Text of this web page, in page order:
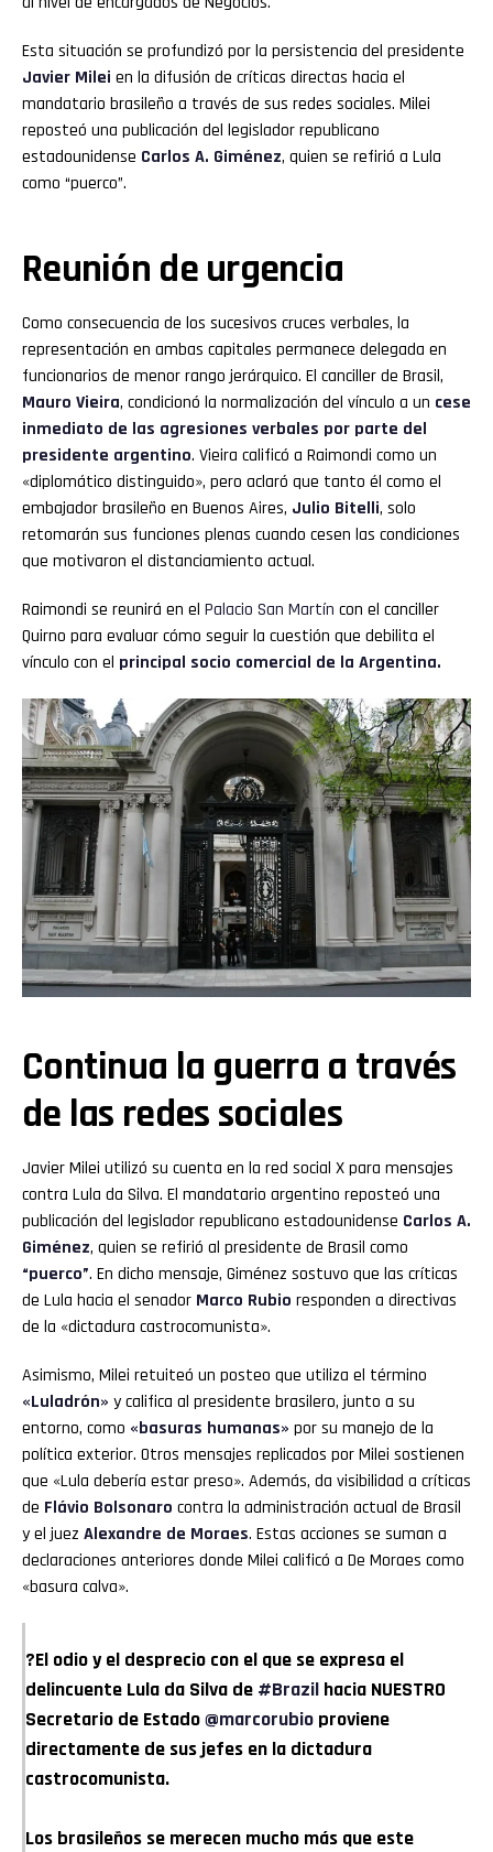
Esta situación se profundizó por la persistencia del presidente
Javier Milei en la difusión de críticas directas hacia el
mandatario brasileño a través de sus redes sociales. Milei
reposteó una publicación del legislador republicano
estadounidense Carlos A. Giménez, quien se refirió a Lula
como “puerco”.
Reunión de urgencia
Como consecuencia de los sucesivos cruces verbales, la
representación en ambas capitales permanece delegada en
funcionarios de menor rango jerárquico. El canciller de Brasil,
Mauro Vieira, condicionó la normalización del vínculo a un cese
inmediato de las agresiones verbales por parte del
presidente argentino. Vieira calificó a Raimondi como un
«diplomático distinguido», pero aclaró que tanto él como el
embajador brasileño en Buenos Aires, Julio Bitelli, solo
retomarán sus funciones plenas cuando cesen las condiciones
que motivaron el distanciamiento actual.
Raimondi se reunirá en el Palacio San Martín con el canciller
Quirno para evaluar cómo seguir la cuestión que debilita el
vínculo con el principal socio comercial de la Argentina.
Continua la guerra a través
de las redes sociales
Javier Milei utilizó su cuenta en la red social X para mensajes
contra Lula da Silva. El mandatario argentino reposteó una
publicación del legislador republicano estadounidense Carlos A.
Giménez, quien se refirió al presidente de Brasil como
“puerco”. En dicho mensaje, Giménez sostuvo que las críticas
de Lula hacia el senador Marco Rubio responden a directivas
de la «dictadura castrocomunista».
Asimismo, Milei retuiteó un posteo que utiliza el término
«Luladrón» y califica al presidente brasilero, junto a su
entorno, como «basuras humanas» por su manejo de la
política exterior. Otros mensajes replicados por Milei sostienen
que «Lula debería estar preso». Además, da visibilidad a críticas
de Flávio Bolsonaro contra la administración actual de Brasil
y el juez Alexandre de Moraes. Estas acciones se suman a
declaraciones anteriores donde Milei calificó a De Moraes como
«basura calva».
?El odio y el desprecio con el que se expresa el
delincuente Lula da Silva de #Brazil hacia NUESTRO
Secretario de Estado@marcorubio proviene
directamente de sus jefes en la dictadura
castrocomunista.
Los brasileños se merecen mucho más que este